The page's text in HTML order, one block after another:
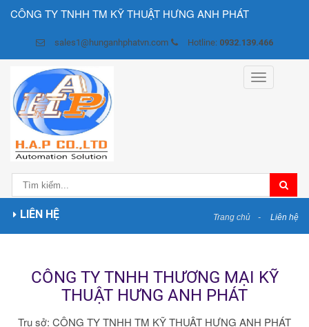
CÔNG TY TNHH TM KỸ THUẬT HƯNG ANH PHÁT
sales1@hunganhphatvn.com Hotline: 0932.139.466
Toggle
navigation
LIÊN HỆ Trang chủ Liên hệ
CÔNG TY TNHH THƯƠNG MẠI KỸ
THUẬT HƯNG ANH PHÁT
Trụ sở: CÔNG TY TNHH TM KỸ THUẬT HƯNG ANH PHÁT